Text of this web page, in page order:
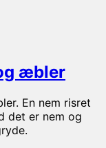
æbler
En nem risret
det er nem og